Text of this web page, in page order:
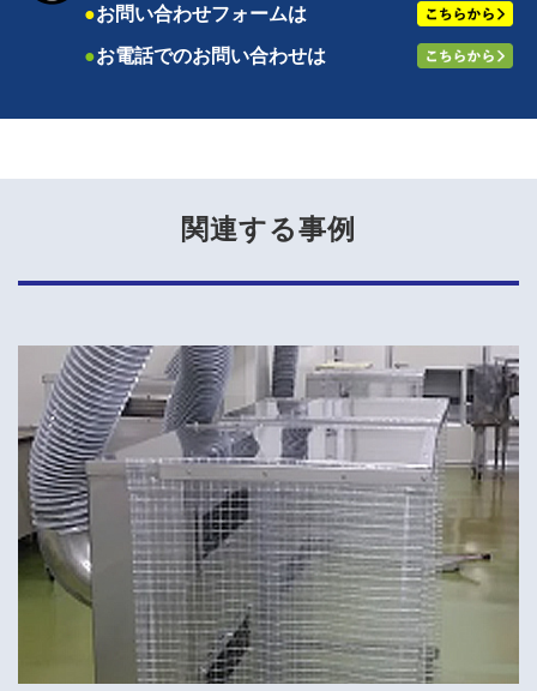
●お問い合わせフォームは
●お電話でのお問い合わせは
関連する事例